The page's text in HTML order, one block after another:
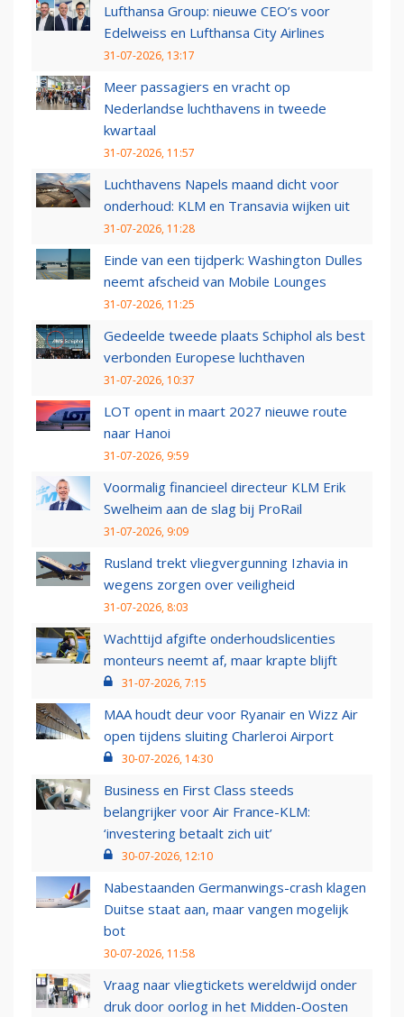
Lufthansa Group: nieuwe CEO’s voor
Edelweiss en Lufthansa City Airlines
31-07-2026, 13:17
Meer passagiers en vracht op
Nederlandse luchthavens in tweede
kwartaal
31-07-2026, 11:57
Luchthavens Napels maand dicht voor
onderhoud: KLM en Transavia wijken uit
31-07-2026, 11:28
Einde van een tijdperk: Washington Dulles
neemt afscheid van Mobile Lounges
31-07-2026, 11:25
Gedeelde tweede plaats Schiphol als best
verbonden Europese luchthaven
31-07-2026, 10:37
LOT opent in maart 2027 nieuwe route
naar Hanoi
31-07-2026, 9:59
Voormalig financieel directeur KLM Erik
Swelheim aan de slag bij ProRail
31-07-2026, 9:09
Rusland trekt vliegvergunning Izhavia in
wegens zorgen over veiligheid
31-07-2026, 8:03
Wachttijd afgifte onderhoudslicenties
monteurs neemt af, maar krapte blijft
31-07-2026, 7:15
MAA houdt deur voor Ryanair en Wizz Air
open tijdens sluiting Charleroi Airport
30-07-2026, 14:30
Business en First Class steeds
belangrijker voor Air France-KLM:
‘investering betaalt zich uit’
30-07-2026, 12:10
Nabestaanden Germanwings-crash klagen
Duitse staat aan, maar vangen mogelijk
bot
30-07-2026, 11:58
Vraag naar vliegtickets wereldwijd onder
druk door oorlog in het Midden-Oosten